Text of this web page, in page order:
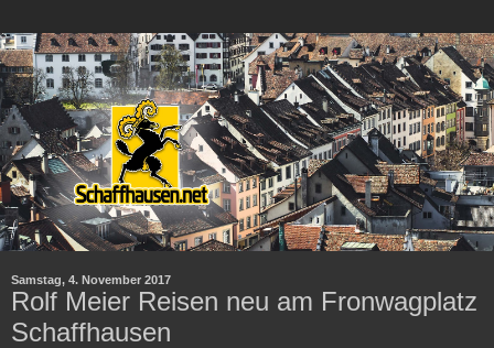
Samstag, 4. November 2017
Rolf Meier Reisen neu am Fronwagplatz
Schaffhausen